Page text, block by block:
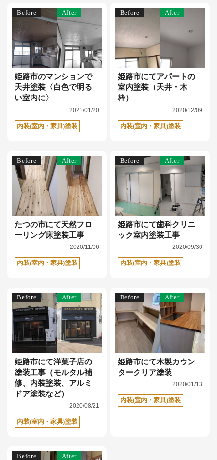
Before After
姫路市のマンションで
天井塗装〈白色で明る
い室内に〉
2021/01/20
内装(室内・家具)塗装
Before After
姫路市にてアパートの
室内塗装（天井・木
枠）
2020/12/09
内装(室内・家具)塗装
Before After
たつの市にて天然フロ
ーリング床塗装工事
2020/11/06
内装(室内・家具)塗装
Before After
姫路市にて歯科クリニ
ック室内塗装工事
2020/09/30
内装(室内・家具)塗装
Before After
姫路市にて洋菓子店の
塗装工事（モルタル補
修、内装塗装、アルミ
ドア塗装など）
2020/08/21
内装(室内・家具)塗装
Before After
姫路市にて木製カウン
タークリア塗装
2020/01/13
内装(室内・家具)塗装
Before After